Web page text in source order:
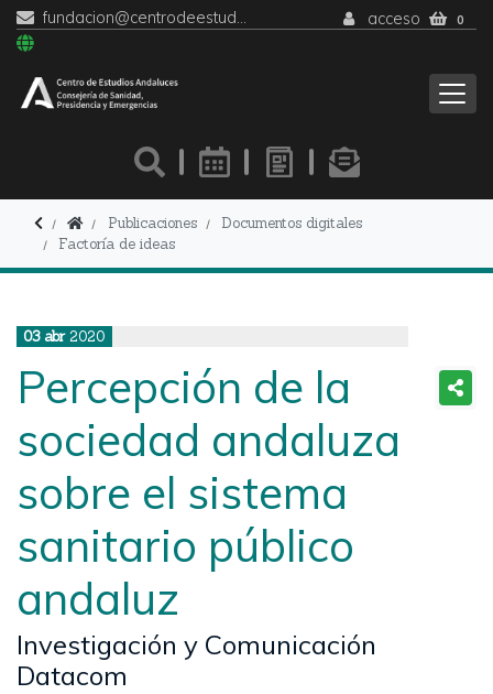
fundacion@centrodeestudiosandaluces.es acceso 0
Publicaciones
Documentos digitales
Factoría de ideas
03 abr 2020
Percepción de la
sociedad andaluza
sobre el sistema
sanitario público
andaluz
Investigación y Comunicación
Datacom